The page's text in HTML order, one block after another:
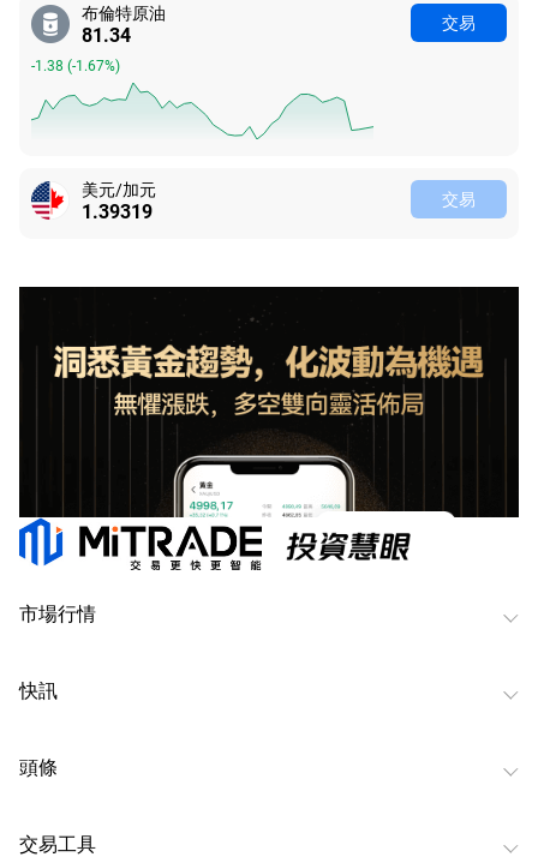
布倫特原油
81.34
-1.38 (-1.67%)
交易
美元/加元
1.39319 交易
市場行情
快訊
頭條
交易工具